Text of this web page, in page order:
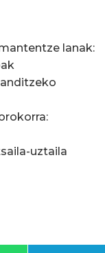
lanak:
uztaila